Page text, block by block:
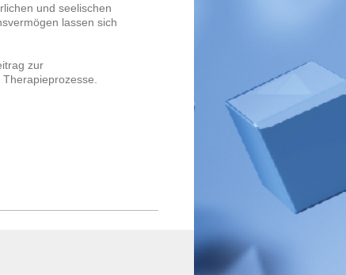
und seelischen
lassen sich
zur